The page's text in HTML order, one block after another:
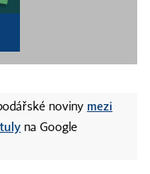
noviny mezi
na Google